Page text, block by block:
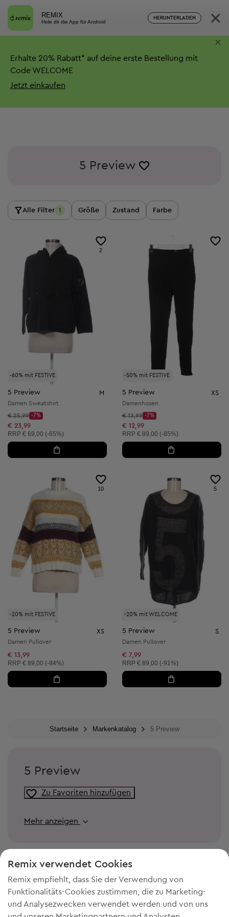
REMIX
Hole dir die App für Android
HERUNTERLADEN ×
Erhalte 20% Rabatt* auf deine erste Bestellung mit
Code WELCOME
Jetzt einkaufen
×
5 Preview
Alle Filter 1 Größe Zustand Farbe
-60% mit FESTIVE
2
5 Preview M
Damen Sweatshirt
Startpreis:
€ 25,99
Discount Price:
-7%
Reduzierter Preis:
€ 23,99
Unverbindliche Preisempfehlung:
RRP € 69,00 (-65%)
-50% mit FESTIVE
5 Preview XS
Damenhosen
Startpreis:
€ 13,99
Discount Price:
-7%
Reduzierter Preis:
€ 12,99
Unverbindliche Preisempfehlung:
RRP € 89,00 (-85%)
-20% mit FESTIVE
10
5 Preview XS
Damen Pullover
€ 13,99
Unverbindliche Preisempfehlung:
RRP € 89,00 (-84%)
-20% mit WELCOME
5
5 Preview S
Damen Pullover
€ 7,99
Unverbindliche Preisempfehlung:
RRP € 89,00 (-91%)
Startseite Markenkatalog 5 Preview
5 Preview
Zu Favoriten hinzufügen
Mehr anzeigen
Remix verwendet Cookies
Remix empfiehlt, dass Sie der Verwendung von
Funktionalitäts-Cookies zustimmen, die zu Marketing-
und Analysezwecken verwendet werden und von uns